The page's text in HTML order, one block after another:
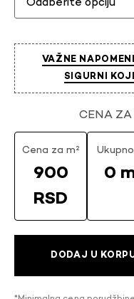
VAŽNE
SIGURNI
CENA
Cena za m²
900
RSD
0
DODAJ U